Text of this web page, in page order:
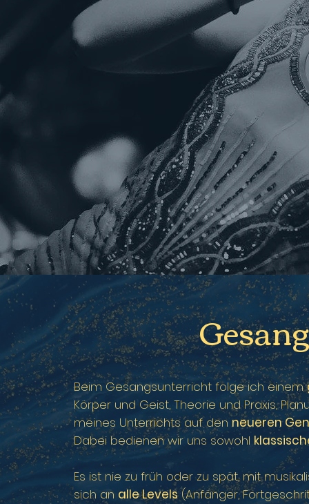
Beim Gesangsunterricht folge ich einem
Körper und Geist, Theorie und Praxis,
meines Unterrichts auf den neueren
Dabei bedienen wir uns sowohl
Es ist nie zu früh oder zu spät, mit
sich an alle Levels(Anfänger,